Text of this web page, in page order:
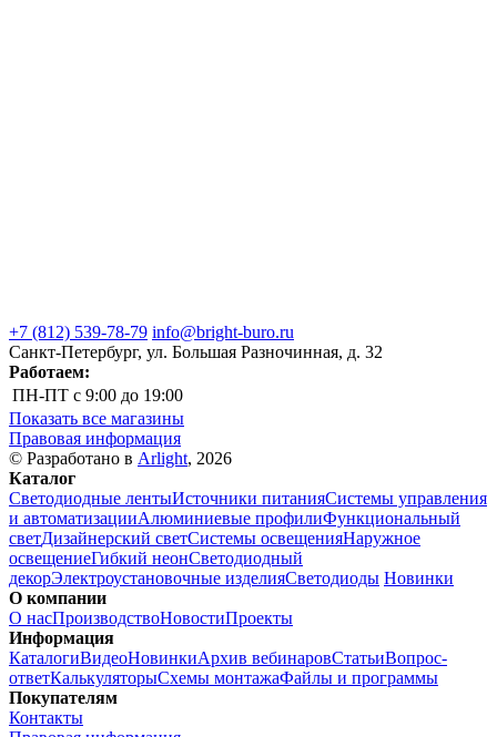
+7 (812) 539-78-79 info@bright-buro.ru
Санкт-Петербург, ул. Большая Разночинная, д. 32
Работаем:
ПН-ПТ с 9:00 до 19:00
Показать все магазины
Правовая информация
© Разработано в Arlight, 2026
Каталог
Светодиодные лентыИсточники питанияСистемы управления
и автоматизацииАлюминиевые профилиФункциональный
светДизайнерский светСистемы освещенияНаружное
освещениеГибкий неонСветодиодный
декорЭлектроустановочные изделияСветодиоды Новинки
О компании
О насПроизводствоНовостиПроекты
Информация
КаталогиВидеоНовинкиАрхив вебинаровСтатьиВопрос-
ответКалькуляторыСхемы монтажаФайлы и программы
Покупателям
Контакты